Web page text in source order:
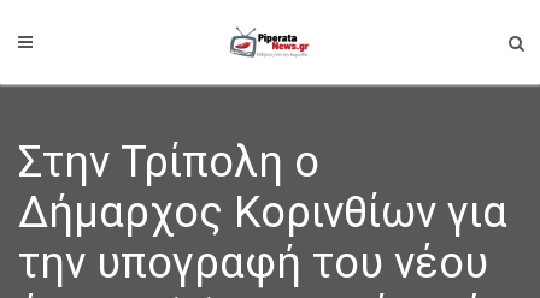
Στην Τρίπολη ο
Δήμαρχος Κορινθίων για
την υπογραφή του νέου